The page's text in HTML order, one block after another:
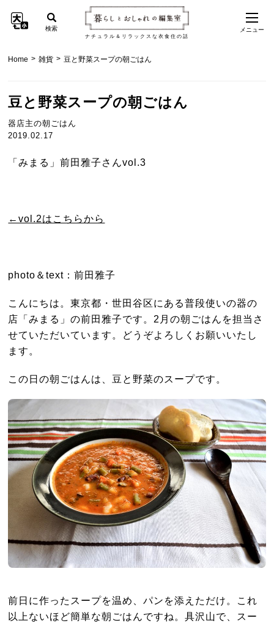
ナチュラル＆リラックスな衣食住の話
検索 メニュー
Home > 雑貨 > 豆と野菜スープの朝ごはん
豆と野菜スープの朝ごはん
器店主の朝ごはん
2019.02.17
「みまる」前田雅子さんvol.3
←vol.2はこちらから
photo＆text：前田雅子
こんにちは。東京都・世田谷区にある普段使いの器の
店「みまる」の前田雅子です。2月の朝ごはんを担当さ
せていただいています。どうぞよろしくお願いいたし
ます。
この日の朝ごはんは、豆と野菜のスープです。
前日に作ったスープを温め、パンを添えただけ。これ
以上ないほど簡単な朝ごはんですね。具沢山で、スー